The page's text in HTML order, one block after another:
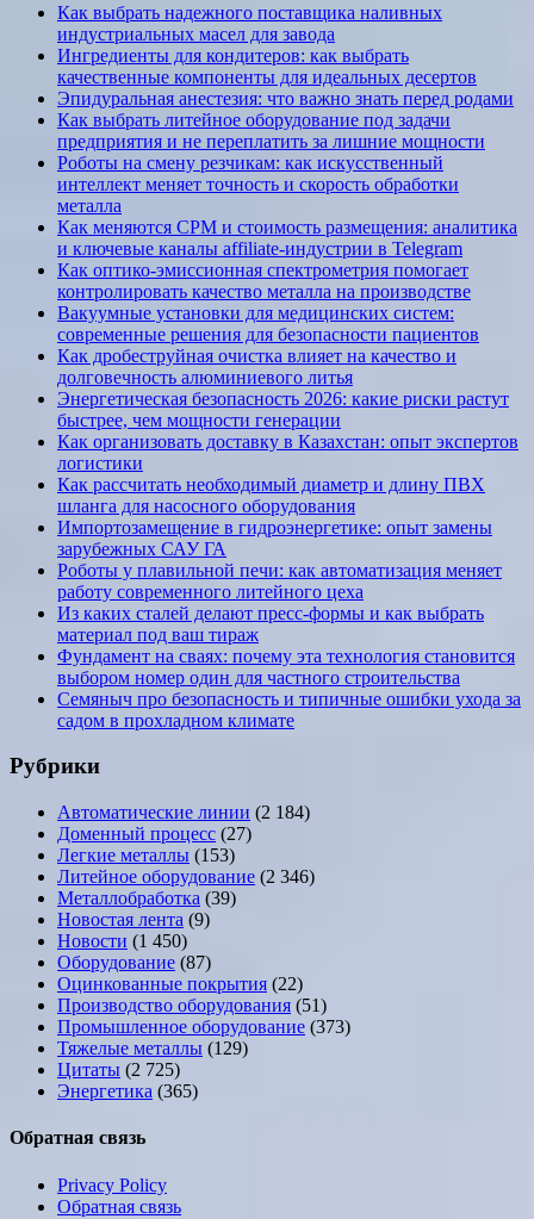
Как выбрать надежного поставщика наливных
индустриальных масел для завода
Ингредиенты для кондитеров: как выбрать
качественные компоненты для идеальных десертов
Эпидуральная анестезия: что важно знать перед родами
Как выбрать литейное оборудование под задачи
предприятия и не переплатить за лишние мощности
Роботы на смену резчикам: как искусственный
интеллект меняет точность и скорость обработки
металла
Как меняются CPM и стоимость размещения: аналитика
и ключевые каналы affiliate-индустрии в Telegram
Как оптико-эмиссионная спектрометрия помогает
контролировать качество металла на производстве
Вакуумные установки для медицинских систем:
современные решения для безопасности пациентов
Как дробеструйная очистка влияет на качество и
долговечность алюминиевого литья
Энергетическая безопасность 2026: какие риски растут
быстрее, чем мощности генерации
Как организовать доставку в Казахстан: опыт экспертов
логистики
Как рассчитать необходимый диаметр и длину ПВХ
шланга для насосного оборудования
Импортозамещение в гидроэнергетике: опыт замены
зарубежных САУ ГА
Роботы у плавильной печи: как автоматизация меняет
работу современного литейного цеха
Из каких сталей делают пресс-формы и как выбрать
материал под ваш тираж
Фундамент на сваях: почему эта технология становится
выбором номер один для частного строительства
Семяныч про безопасность и типичные ошибки ухода за
садом в прохладном климате
Рубрики
Автоматические линии (2 184)
Доменный процесс (27)
Легкие металлы (153)
Литейное оборудование (2 346)
Металлобработка (39)
Новостая лента (9)
Новости (1 450)
Оборудование (87)
Оцинкованные покрытия (22)
Производство оборудования (51)
Промышленное оборудование (373)
Тяжелые металлы (129)
Цитаты (2 725)
Энергетика (365)
Обратная связь
Privacy Policy
Обратная связь